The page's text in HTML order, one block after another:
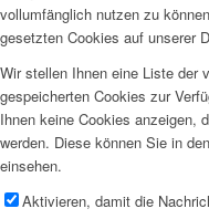
vollumfänglich nutzen zu
gesetzten Cookies auf unserer
Wir stellen Ihnen eine Liste der
gespeicherten Cookies zur
Ihnen keine Cookies anzeigen,
werden. Diese können Sie in
einsehen.
Aktivieren, damit die